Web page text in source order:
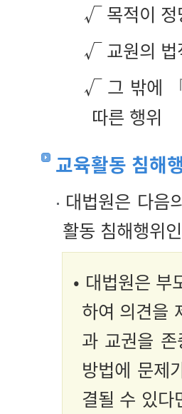
√ 목적이 정
√ 교원의 법
√ 그 밖에
따른 행위
교육활동 침해
대법원은 다음
활동 침해행위
• 대법원은
하여 의견을
과 교권을
방법에 문제
결될 수 있다